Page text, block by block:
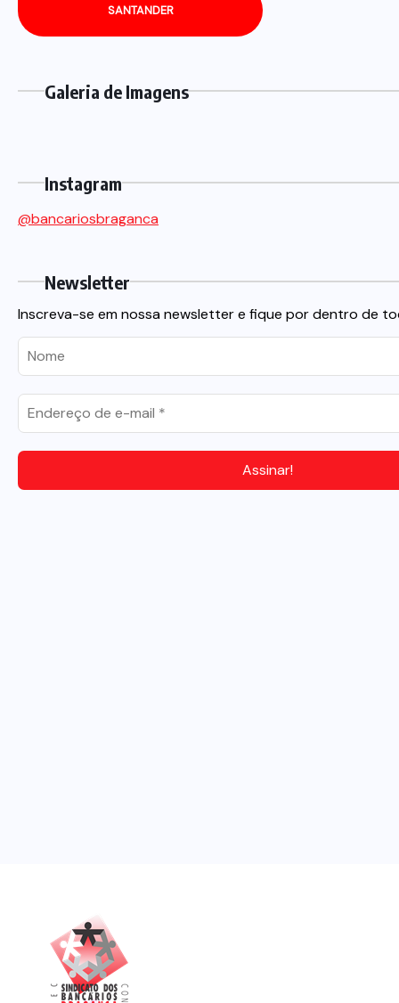
SANTANDER
Galeria de Imagens
Instagram
@bancariosbraganca
Newsletter
Inscreva-se em nossa newsletter e fique por dentro de